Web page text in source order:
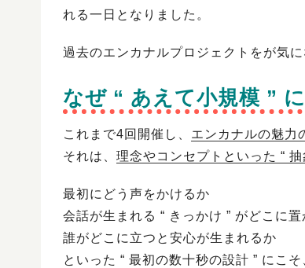
れる一日となりました。
過去のエンカナルプロジェクトをが気
なぜ “ あえて小規模 ”
これまで4回開催し、 エンカナルの魅力
それは、 理念やコンセプトといった “
最初にどう声をかけるか
会話が生まれる “ きっかけ ” がどこに
誰がどこに立つと安心が生まれるか
といった “ 最初の数十秒の設計 ” にこ